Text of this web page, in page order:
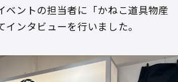
ベントの担当者に「かねこ道具物産
ンタビューを行いました。